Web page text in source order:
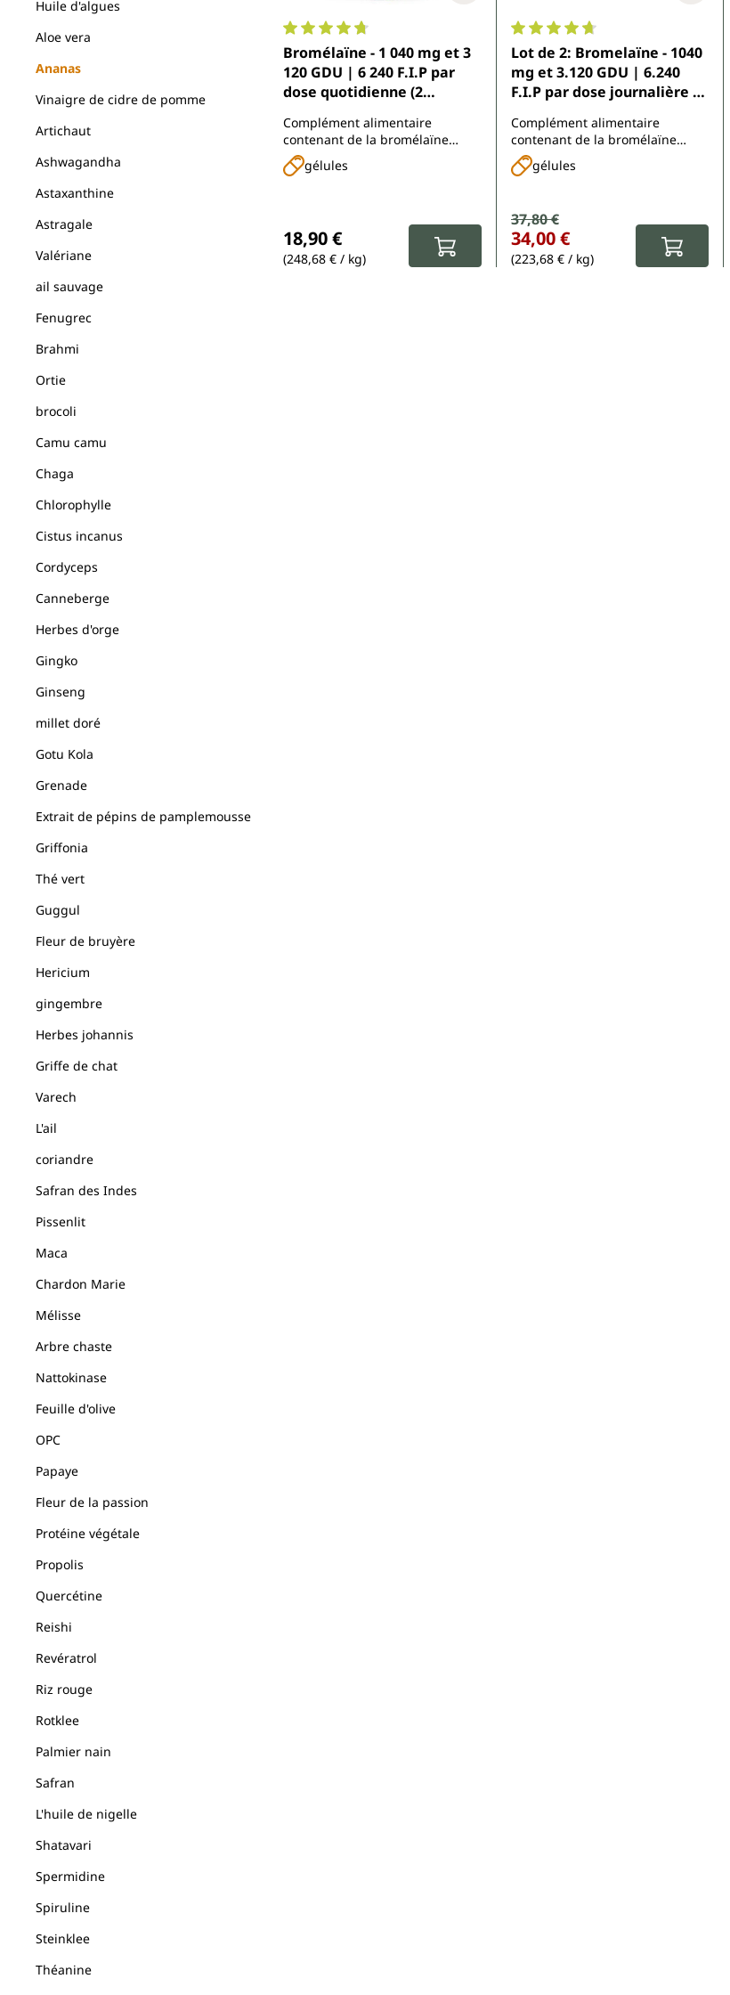
Huile d'algues
Aloe vera
Ananas
Vinaigre de cidre de pomme
Artichaut
Ashwagandha
Astaxanthine
Astragale
Valériane
ail sauvage
Fenugrec
Brahmi
Ortie
brocoli
Camu camu
Chaga
Chlorophylle
Cistus incanus
Cordyceps
Canneberge
Herbes d'orge
Gingko
Ginseng
millet doré
Gotu Kola
Grenade
Extrait de pépins de pamplemousse
Griffonia
Thé vert
Guggul
Fleur de bruyère
Hericium
gingembre
Herbes johannis
Griffe de chat
Varech
L'ail
coriandre
Safran des Indes
Pissenlit
Maca
Chardon Marie
Mélisse
Arbre chaste
Nattokinase
Feuille d'olive
OPC
Papaye
Fleur de la passion
Protéine végétale
Propolis
Quercétine
Reishi
Revératrol
Riz rouge
Rotklee
Palmier nain
Safran
L'huile de nigelle
Shatavari
Spermidine
Spiruline
Steinklee
Théanine
Note moyenne de 4.8 sur 5 étoiles
Bromélaïne - 1 040 mg et 3
120 GDU | 6 240 F.I.P par
dose quotidienne (2
résistantes DR® - 120
gélules - de Unimedica
Complément alimentaire
contenant de la bromélaïne
issue de l'extrait d'ananas
gélules
18,90 €
(248,68 € / kg)
Note moyenne de 4.8 sur 5 étoiles
Lot de 2: Bromelaïne - 1040
mg et 3.120 GDU | 6.240
F.I.P par dose journalière (2
entériques - 2 x 120 gélules
- par Unimedica
Complément alimentaire
contenant de la bromélaïne
issue d'un extrait d'ananas
gélules
Prix de vente :
Prix régulier :
37,80 €
34,00 €
(223,68 € / kg)